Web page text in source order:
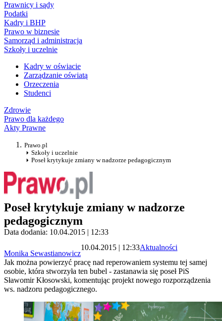
Prawnicy i sądy
Podatki
Kadry i BHP
Prawo w biznesie
Samorząd i administracja
Szkoły i uczelnie
Kadry w oświacie
Zarządzanie oświatą
Orzeczenia
Studenci
Zdrowie
Prawo dla każdego
Akty Prawne
Prawo.pl
Szkoły i uczelnie
Poseł krytykuje zmiany w nadzorze pedagogicznym
Poseł krytykuje zmiany w nadzorze
pedagogicznym
Data dodania: 10.04.2015 | 12:33
Monika Sewastianowicz
10.04.2015 | 12:33Aktualności
Jak można powierzyć pracę nad reperowaniem systemu tej samej
osobie, która stworzyła ten bubel - zastanawia się poseł PiS
Sławomir Kłosowski, komentując projekt nowego rozporządzenia
ws. nadzoru pedagogicznego.